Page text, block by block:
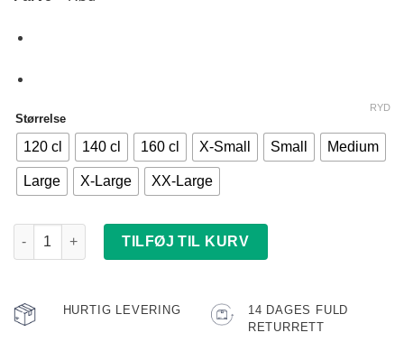
Størrelse
120 cl 140 cl 160 cl X-Small Small Medium
Large X-Large XX-Large
RYD
Eat Sleep Hockey Hoodie (Rød) antal
TILFØJ TIL KURV
HURTIG LEVERING
14 DAGES FULD
RETURRETT